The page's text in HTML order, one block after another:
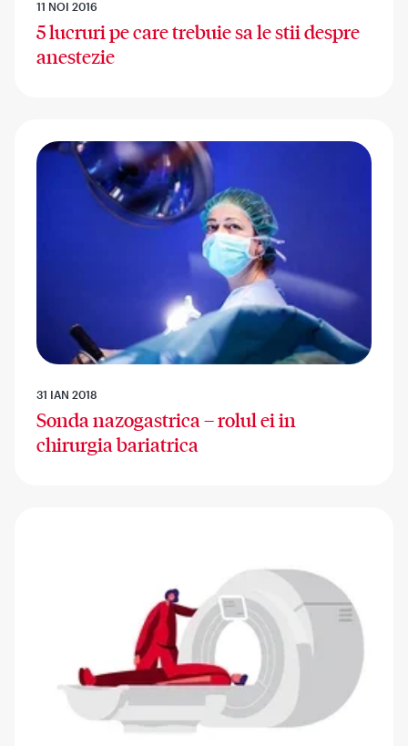
11 NOI 2016
5 lucruri pe care trebuie sa le stii despre
anestezie
31 IAN 2018
Sonda nazogastrica – rolul ei in
chirurgia bariatrica